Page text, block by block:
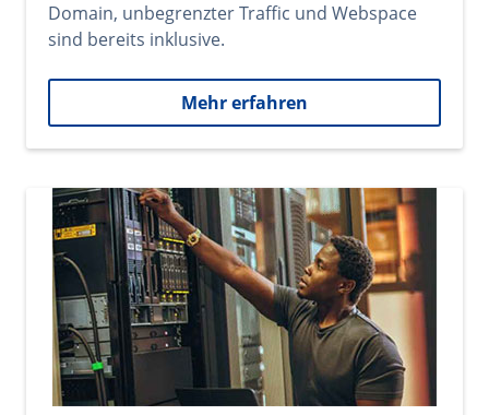
Domain, unbegrenzter Traffic und Webspace
sind bereits inklusive.
Mehr erfahren